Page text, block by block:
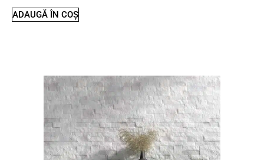
ADAUGĂ ÎN COȘ